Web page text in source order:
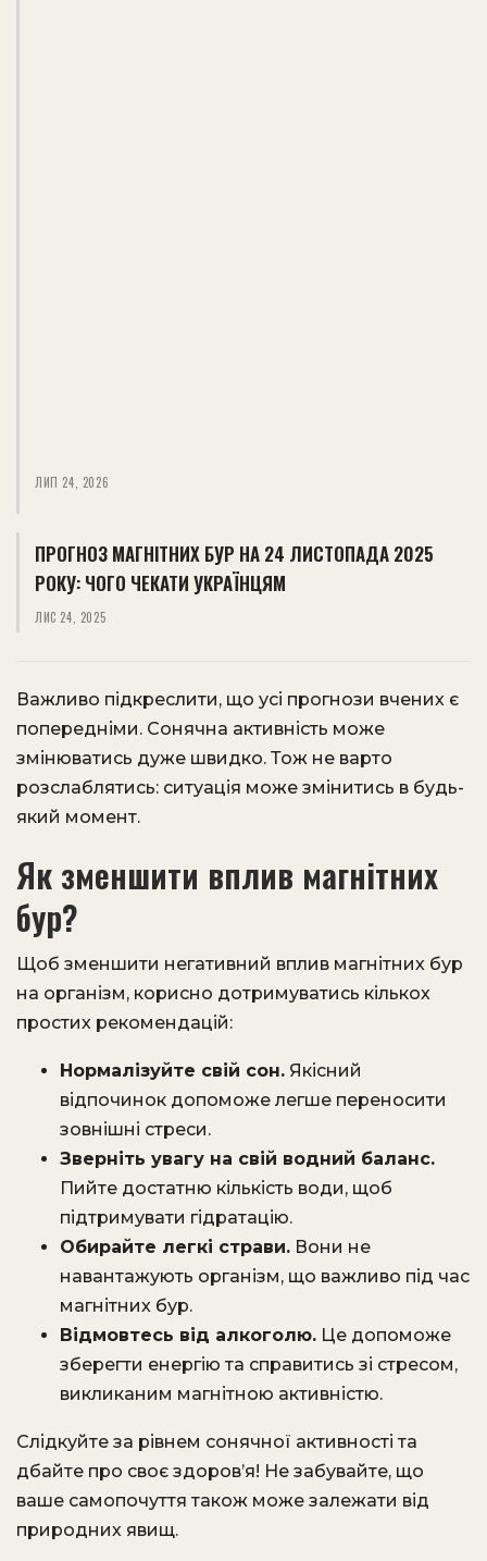
ЛИП 24, 2026
ПРОГНОЗ МАГНІТНИХ БУР НА 24 ЛИСТОПАДА 2025
РОКУ: ЧОГО ЧЕКАТИ УКРАЇНЦЯМ
ЛИС 24, 2025
Важливо підкреслити, що усі прогнози вчених є
попередніми. Сонячна активність може
змінюватись дуже швидко. Тож не варто
розслаблятись: ситуація може змінитись в будь-
який момент.
Як зменшити вплив магнітних
бур?
Щоб зменшити негативний вплив магнітних бур
на організм, корисно дотримуватись кількох
простих рекомендацій:
Нормалізуйте свій сон. Якісний
відпочинок допоможе легше переносити
зовнішні стреси.
Зверніть увагу на свій водний баланс.
Пийте достатню кількість води, щоб
підтримувати гідратацію.
Обирайте легкі страви. Вони не
навантажують організм, що важливо під час
магнітних бур.
Відмовтесь від алкоголю. Це допоможе
зберегти енергію та справитись зі стресом,
викликаним магнітною активністю.
Слідкуйте за рівнем сонячної активності та
дбайте про своє здоров’я! Не забувайте, що
ваше самопочуття також може залежати від
природних явищ.